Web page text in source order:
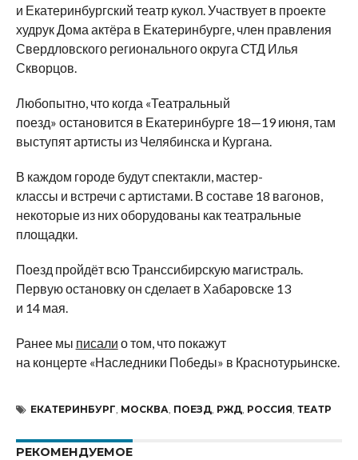
и Екатеринбургский театр кукол. Участвует в проекте
худрук Дома актёра в Екатеринбурге, член правления
Свердловского регионального округа СТД Илья
Скворцов.
Любопытно, что когда «Театральный
поезд» остановится в Екатеринбурге 18—19 июня, там
выступят артисты из Челябинска и Кургана.
В каждом городе будут спектакли, мастер-
классы и встречи сартистами. В составе 18 вагонов,
некоторые из них оборудованы как театральные
площадки.
Поезд пройдёт всю Транссибирскую магистраль.
Первую остановку он сделает в Хабаровске 13
и 14 мая.
Ранее мы писали о том, что покажут
на концерте «Наследники Победы» в Краснотурьинске.
ЕКАТЕРИНБУРГ МОСКВА ПОЕЗД, РЖД, РОССИЯ ТЕАТР
РЕКОМЕНДУЕМОЕ